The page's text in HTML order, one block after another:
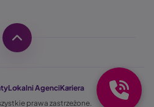
prawa zastrzeżone.
Lokalni AgenciKariera